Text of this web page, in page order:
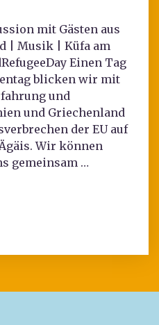
mit Gästen aus
| Musik | Küfa am
Einen Tag
blicken wir mit
und
und Griechenland
der EU auf
Wir können
gemeinsam …